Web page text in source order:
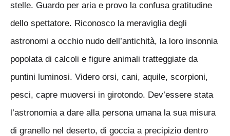
stelle. Guardo per aria e provo la confusa gratitudine
dello spettatore. Riconosco la meraviglia degli
astronomi a occhio nudo dell’antichità, la loro insonnia
popolata di calcoli e figure animali tratteggiate da
puntini luminosi. Videro orsi, cani, aquile, scorpioni,
pesci, capre muoversi in girotondo. Dev’essere stata
l’astronomia a dare alla persona umana la sua misura
di granello nel deserto, di goccia a precipizio dentro